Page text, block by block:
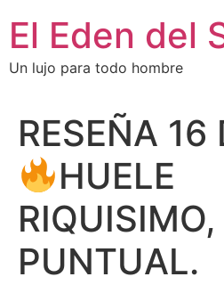
El Eden del
Un lujo para todo hombre
RESEÑA 16
HUELE
PUNTUAL.